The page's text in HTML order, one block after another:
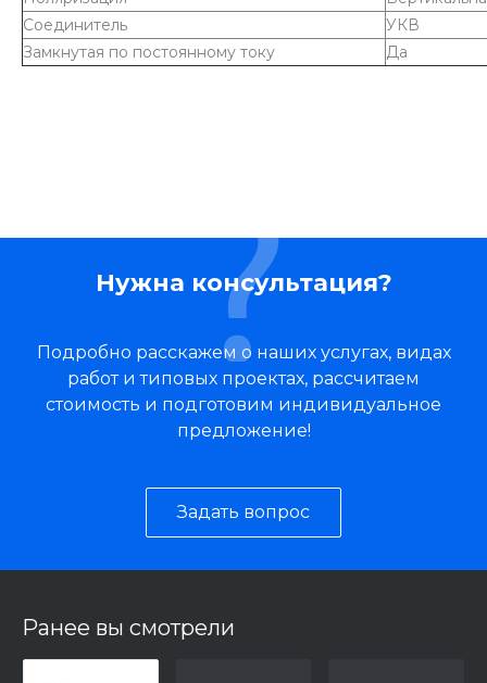
Соединитель
УКВ
Замкнутая по постоянному току
Да
Нужна консультация?
Подробно расскажем о наших услугах, видах
работ и типовых проектах, рассчитаем
стоимость и подготовим индивидуальное
предложение!
Задать вопрос
Ранее вы смотрели